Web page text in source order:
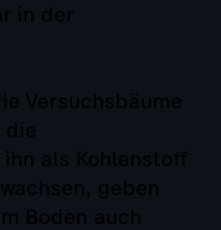
in der
Versuchsbäume
die
als Kohlenstoff
geben
Boden auch